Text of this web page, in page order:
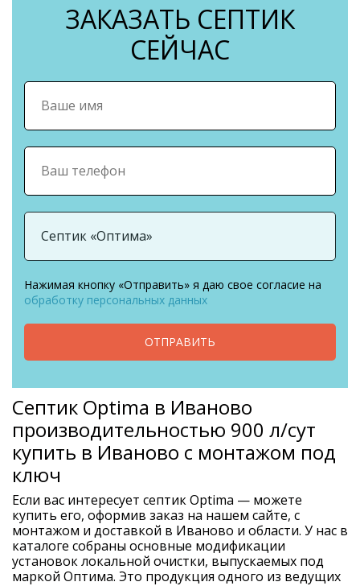
ЗАКАЗАТЬ СЕПТИК
СЕЙЧАС
Нажимая кнопку «Отправить» я даю свое согласие на
обработку персональных данных
ОТПРАВИТЬ
Септик Optima в Иваново
производительностью 900 л/сут
купить в Иваново с монтажом под
ключ
Если вас интересует септик Optima — можете
купить его, оформив заказ на нашем сайте, с
монтажом и доставкой в Иваново и области. У нас в
каталоге собраны основные модификации
установок локальной очистки, выпускаемых под
маркой Оптима. Это продукция одного из ведущих